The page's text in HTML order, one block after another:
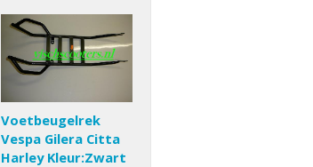
Voetbeugelrek
Vespa Gilera Citta
Harley Kleur:Zwart